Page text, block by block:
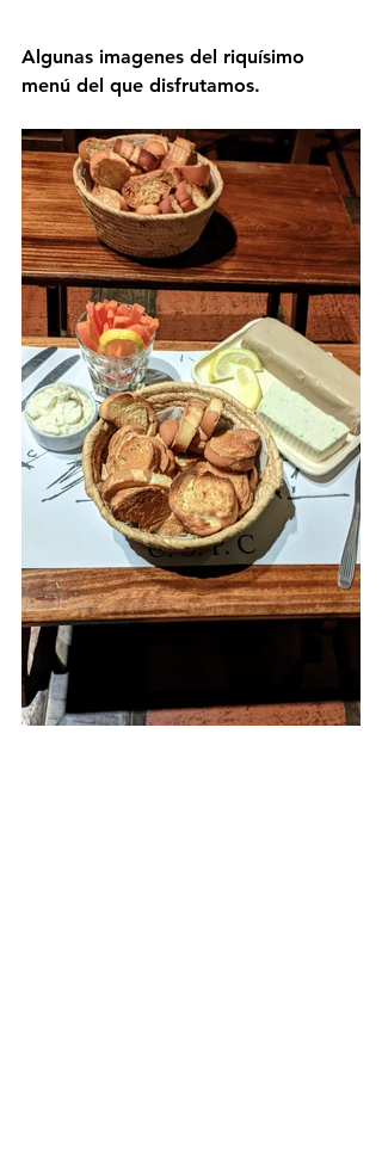
Algunas imagenes del riquísimo
menú del que disfrutamos.